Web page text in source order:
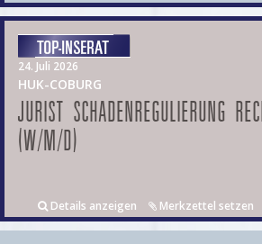
24. Juli 2026
HUK-COBURG
JURIST SCHADENREGULIERUNG
(W/M/D)
Details anzeigen Merkzettel setzen